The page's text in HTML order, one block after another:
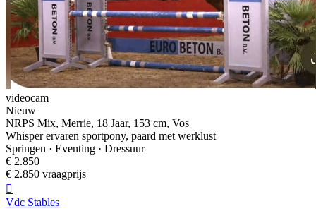
videocam
Nieuw
NRPS Mix, Merrie, 18 Jaar, 153 cm, Vos
Whisper ervaren sportpony, paard met werklust
Springen · Eventing · Dressuur
€ 2.850
€ 2.850 vraagprijs

Vdc Stables